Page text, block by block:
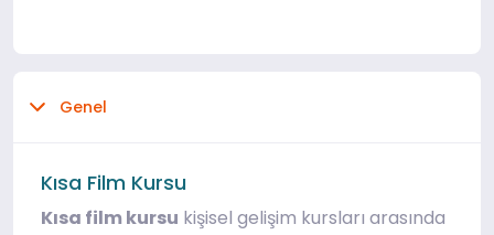
Genel
Kısa Film Kursu
Kısa film kursu kişisel gelişim kursları arasında